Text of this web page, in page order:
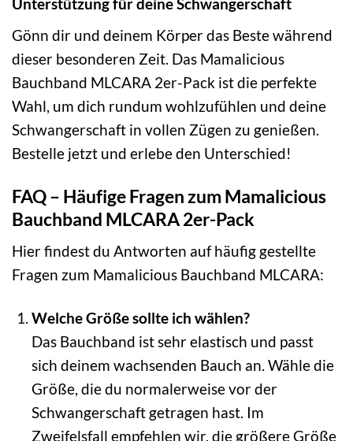
Gönn dir und deinem Körper das Beste während
dieser besonderen Zeit. Das Mamalicious
Bauchband MLCARA 2er-Pack ist die perfekte
Wahl, um dich rundum wohlzufühlen und deine
Schwangerschaft in vollen Zügen zu genießen.
Bestelle jetzt und erlebe den Unterschied!
FAQ – Häufige Fragen zum Mamalicious
Bauchband MLCARA 2er-Pack
Hier findest du Antworten auf häufig gestellte
Fragen zum Mamalicious Bauchband MLCARA:
Welche Größe sollte ich wählen?
Das Bauchband ist sehr elastisch und passt
sich deinem wachsenden Bauch an. Wähle die
Größe, die du normalerweise vor der
Schwangerschaft getragen hast. Im
Zweifelsfall empfehlen wir, die größere Größe